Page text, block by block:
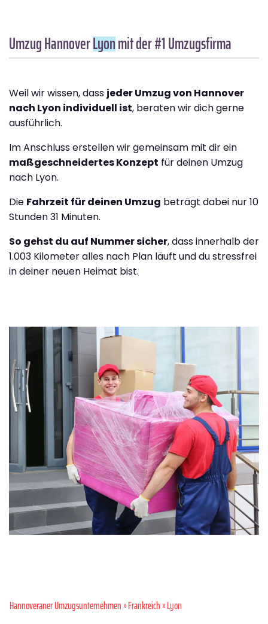
Umzug HannoverLyonmit der #1 Umzugsfirma
Weil wir wissen, dass jeder Umzug von Hannover
nach Lyon individuell ist, beraten wir dich gerne
ausführlich.
Im Anschluss erstellen wir gemeinsam mit dir ein
maßgeschneidertes Konzept für deinen Umzug
nach Lyon.
Die Fahrzeit für deinen Umzug beträgt dabei nur 10
Stunden 31 Minuten.
So gehst du auf Nummer sicher, dass innerhalb der
1.003 Kilometer alles nach Plan läuft und du stressfrei
in deiner neuen Heimat bist.
Hannoveraner Umzugsunternehmen»Frankreich» Lyon